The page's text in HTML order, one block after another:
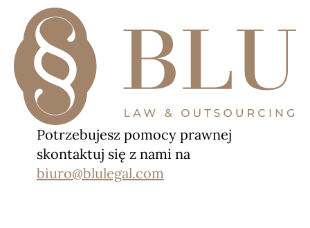
Potrzebujesz pomocy prawnej
skontaktuj się z nami na
biuro@blulegal.com